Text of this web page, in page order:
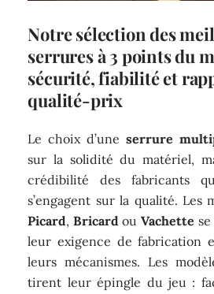
Notre sélection des
serrures à 3 points du
sécurité, fiabilité et
qualité-prix
Le choix d’une serrure
sur la solidité du matériel,
crédibilité des fabricants
s’engagent sur la qualité. Les
Picard, Bricardou Vachette
leur exigence de fabrication
leurs mécanismes. Les
tirent leur épingle du jeu :